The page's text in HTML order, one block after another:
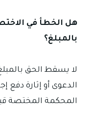
هل الخطأ في
بالمبلغ؟
لا يسقط الحق
الدعوى أو إثارة دفع
المحكمة المختصة